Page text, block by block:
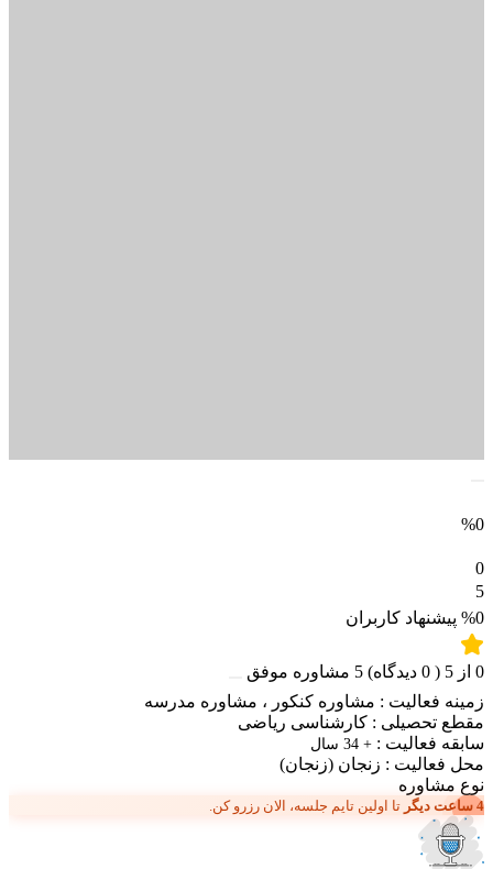
%0
0
5
%0 پیشنهاد کاربران
0 از 5
(
0 دیدگاه) 5 مشاوره موفق
زمینه فعالیت : مشاوره کنکور ، مشاوره مدرسه
مقطع تحصیلی : کارشناسی ریاضی
سابقه فعالیت : + 34 سال
محل فعالیت : زنجان (زنجان)
نوع مشاوره
4 ساعت دیگر تا اولین تایم جلسه، الان رزرو کن.